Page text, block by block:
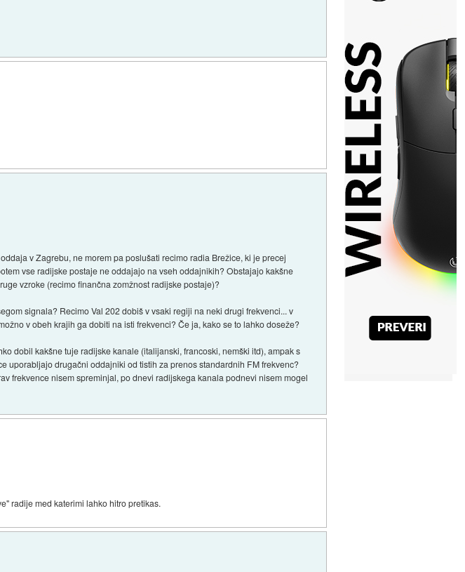
v Zagrebu, ne morem pa poslušati recimo radia Brežice, ki je precej
vse radijske postaje ne oddajajo na vseh oddajnikih? Obstajajo kakšne
vzroke (recimo finančna zomžnost radijske postaje)?
signala? Recimo Val 202 dobiš v vsaki regiji na neki drugi frekvenci... v
v obeh krajih ga dobiti na isti frekvenci? Če ja, kako se to lahko doseže?
dobil kakšne tuje radijske kanale (italijanski, francoski, nemški itd), ampak s
uporabljajo drugačni oddajniki od tistih za prenos standardnih FM frekvenc?
frekvence nisem spreminjal, po dnevi radijskega kanala podnevi nisem mogel
radije med katerimi lahko hitro pretikas.